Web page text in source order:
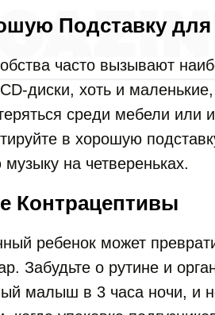
Подставку для
часто вызывают
диски, хоть и
среди мебели или
в хорошую
на четвереньках.
Контрацептивы
ребенок может
Забудьте о рутине и
малыш в 3 часа ночи, и